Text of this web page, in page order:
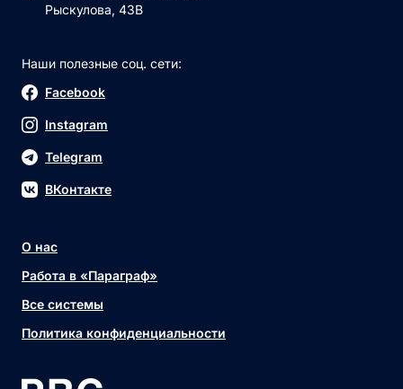
Рыскулова, 43В
Наши полезные соц. сети:
Facebook
Instagram
Telegram
ВКонтакте
О нас
Работа в «Параграф»
Все системы
Политика конфиденциальности